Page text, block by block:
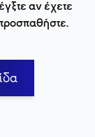
αν έχετε